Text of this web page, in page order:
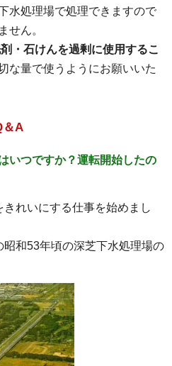
水処理場で処理できますので
せん。
・石けんを過剰に使用するこ
な量で使うようにお願いいた
＆A
いつですか？運転開始したの
れいにする仕事を始めまし
和53年頃の深芝下水処理場の